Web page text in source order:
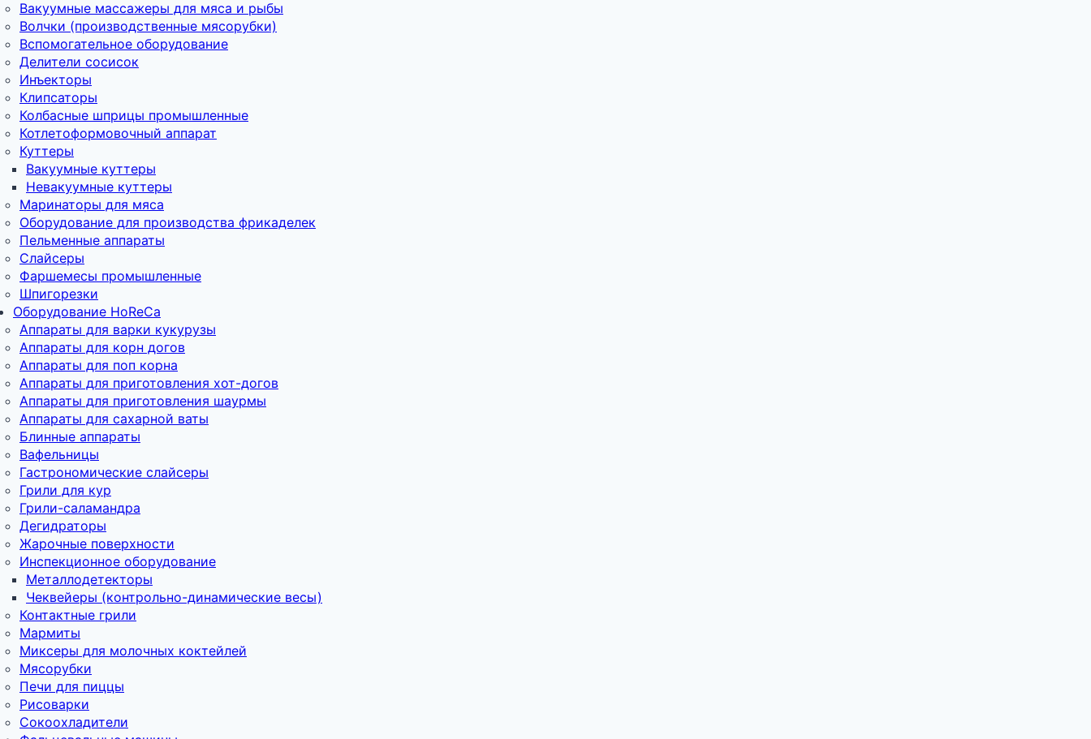
Вакуумные массажеры для мяса и рыбы
Волчки (производственные мясорубки)
Вспомогательное оборудование
Делители сосисок
Инъекторы
Клипсаторы
Колбасные шприцы промышленные
Котлетоформовочный аппарат
Куттеры
Вакуумные куттеры
Невакуумные куттеры
Маринаторы для мяса
Оборудование для производства фрикаделек
Пельменные аппараты
Слайсеры
Фаршемесы промышленные
Шпигорезки
Оборудование HoReCa
Аппараты для варки кукурузы
Аппараты для корн догов
Аппараты для поп корна
Аппараты для приготовления хот-догов
Аппараты для приготовления шаурмы
Аппараты для сахарной ваты
Блинные аппараты
Вафельницы
Гастрономические слайсеры
Грили для кур
Грили-саламандра
Дегидраторы
Жарочные поверхности
Инспекционное оборудование
Металлодетекторы
Чеквейеры (контрольно-динамические весы)
Контактные грили
Мармиты
Миксеры для молочных коктейлей
Мясорубки
Печи для пиццы
Рисоварки
Сокоохладители